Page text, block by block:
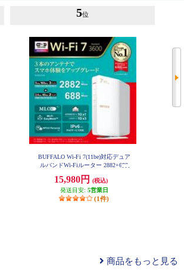
5位
BUFFALO Wi-Fi 7(11be)対応デュア
ルバンドWi-Fiルーター 2882+688
H
15,980円
(税込)
発送目安: 5営業日
(1件)
商品をもっと見る